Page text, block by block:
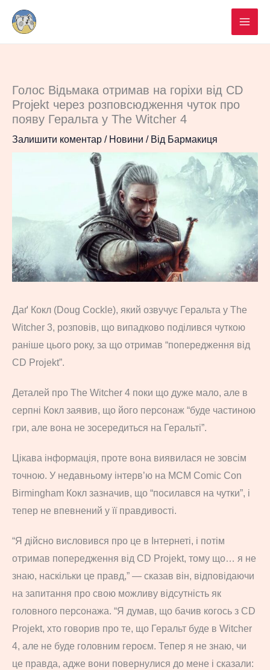
Перейти
вмісту
Голос Відьмака отримав на горіхи від CD
Projekt через розповсюдження чуток про
появу Геральта у The Witcher 4
Залишити коментар / Новини / Від Бармакиця
Даґ Кокл (Doug Cockle), який озвучує Геральта у The
Witcher 3, розповів, що випадково поділився чуткою
раніше цього року, за що отримав “попередження від
CD Projekt”.
Деталей про The Witcher 4 поки що дуже мало, але в
серпні Кокл заявив, що його персонаж “буде частиною
гри, але вона не зосередиться на Геральті”.
Цікава інформація, проте вона виявилася не зовсім
точною. У недавньому інтерв’ю на MCM Comic Con
Birmingham Кокл зазначив, що “посилався на чутки”, і
тепер не впевнений у її правдивості.
“Я дійсно висловився про це в Інтернеті, і потім
отримав попередження від CD Projekt, тому що… я не
знаю, наскільки це правд,” — сказав він, відповідаючи
на запитання про свою можливу відсутність як
головного персонажа. “Я думав, що бачив когось з CD
Projekt, хто говорив про те, що Геральт буде в Witcher
4, але не буде головним героєм. Тепер я не знаю, чи
це правда, адже вони повернулися до мене і сказали: